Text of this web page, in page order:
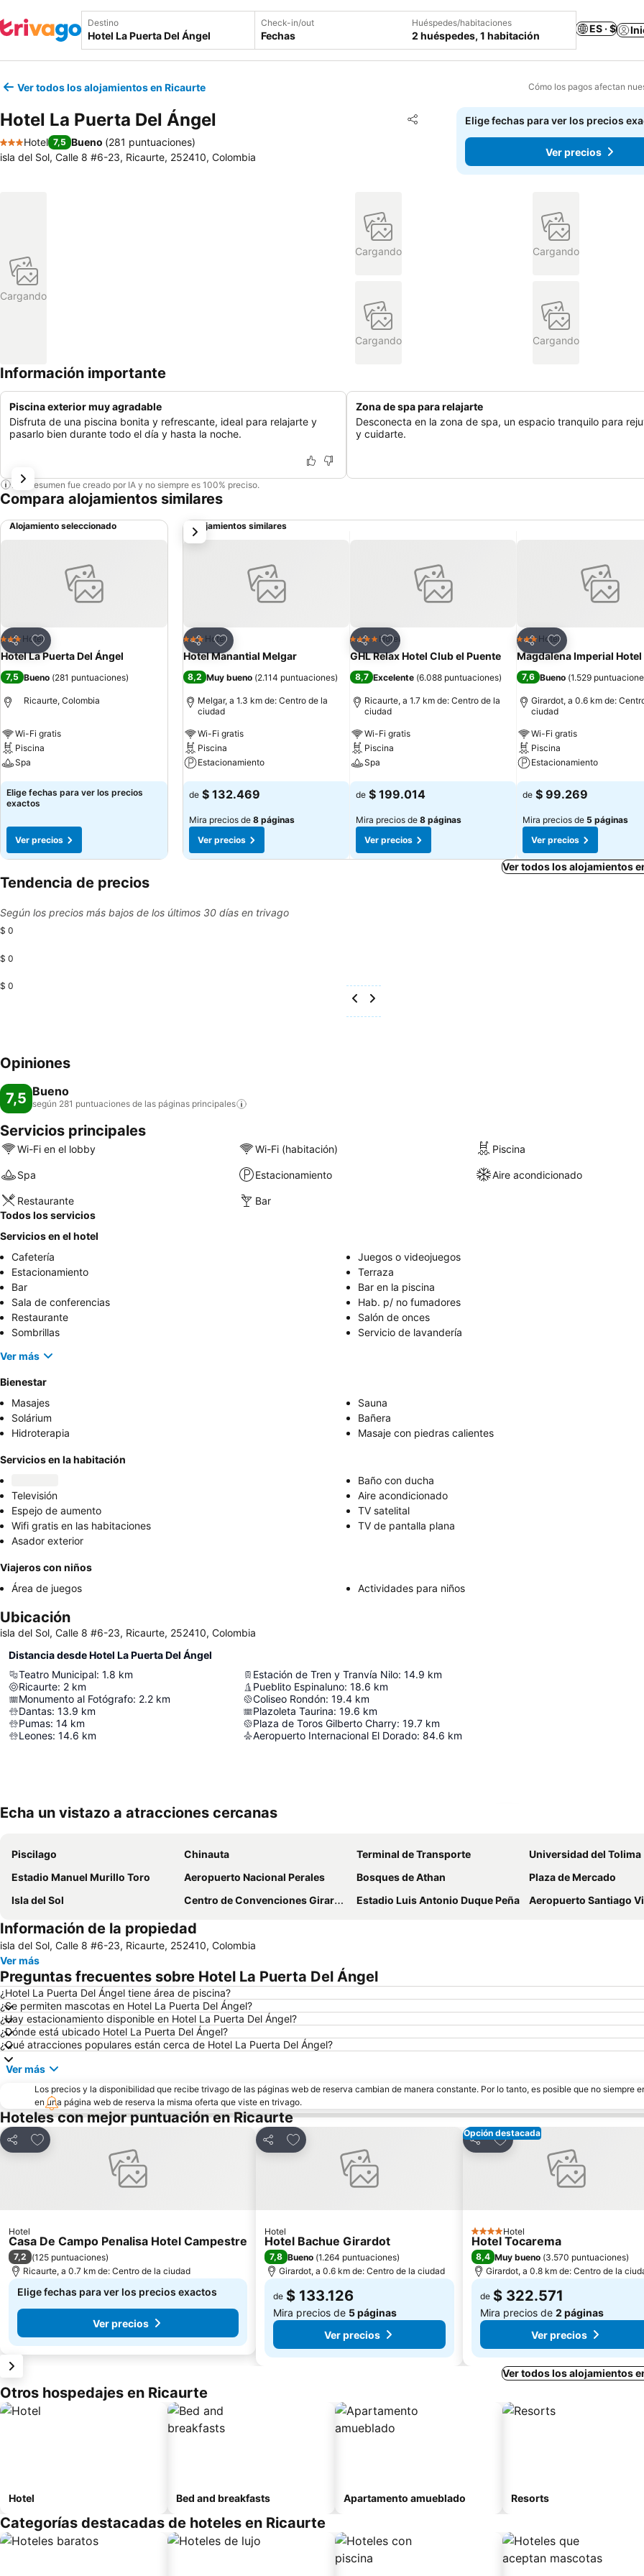
Destino Check-in/out
Fechas
Huéspedes/habitaciones
2 huéspedes, 1 habitación
ES · $
Ver todos los alojamientos en Ricaurte Cómo los pagos afectan
Hotel La Puerta Del Ángel Compartir
Agregar a favoritos
3 Estrellas
Hotel 7,5 Bueno (281 puntuaciones)
isla del Sol, Calle 8 #6-23, Ricaurte, 252410, Colombia
Elige fechas para ver los precios
Ver precios
Cargando
Cargando Cargando
Cargando Cargando
Información importante
Piscina exterior muy agradable
Disfruta de una piscina bonita y refrescante, ideal para relajarte y
pasarlo bien durante todo el día y hasta la noche.
Zona de spa para relajarte
Desconecta en la zona de spa, un espacio tranquilo para
y cuidarte.
Este resumen fue creado por IA y no siempre es 100% preciso.
Compara alojamientos similares
Alojamiento seleccionado
Compartir
Agregar a favoritos
3 Estrellas
Hotel
Hotel La Puerta Del Ángel
7,5 Bueno (281 puntuaciones)
Ricaurte, Colombia
Wi-Fi gratis
Piscina
Spa
Ver precios
Elige fechas para ver los precios
exactos
Ver precios
Alojamientos similares
Compartir
Agregar a favoritos
3 Estrellas
Hotel
Hotel Manantial Melgar
8,2 Muy bueno (2.114 puntuaciones)
Melgar, a 1.3 km de: Centro de la
ciudad
Wi-Fi gratis
Piscina
Estacionamiento
Ver precios
de $ 132.469
Mira precios de 8 páginas
Ver precios
Compartir
Agregar a favoritos
4 EstrellasHotel
GHL Relax Hotel Club el Puente
8,7 Excelente (6.088 puntuaciones)
Ricaurte, a 1.7 km de: Centro de la
ciudad
Wi-Fi gratis
Piscina
Spa
Ver precios
de $ 199.014
Mira precios de 8 páginas
Ver precios
Compartir
Agregar a
3 Estrellas
Hotel
Magdalena Imperial Hotel
7,6 Bueno (1.529
Girardot, a 0.6 km de:
ciudad
Wi-Fi gratis
Piscina
Estacionamiento
Ver precios
de $ 99.269
Mira precios de 5 páginas
Ver precios
siguiente
Ver todos los alojamientos
Tendencia de precios
Según los precios más bajos de los últimos 30 días en trivago
$ 0
$ 0
$ 0
Opiniones
7,5 Bueno
según 281 puntuaciones de las páginas principales
Servicios principales
Wi-Fi en el lobby Wi-Fi (habitación) Piscina
Spa Estacionamiento Aire acondicionado
Restaurante
Bar
Todos los servicios
Servicios en el hotel
Cafetería
Juegos o videojuegos
Estacionamiento
Terraza
Bar
Bar en la piscina
Sala de conferencias
Hab. p/ no fumadores
Restaurante
Salón de onces
Sombrillas
Servicio de lavandería
Ver más
Bienestar
Masajes
Sauna
Solárium
Bañera
Hidroterapia
Masaje con piedras calientes
Servicios en la habitación
Baño con ducha
Televisión
Aire acondicionado
Espejo de aumento
TV satelital
Wifi gratis en las habitaciones
TV de pantalla plana
Asador exterior
Viajeros con niños
Área de juegos
Actividades para niños
Ubicación
isla del Sol, Calle 8 #6-23, Ricaurte, 252410, Colombia
Distancia desde Hotel La Puerta Del Ángel
Teatro Municipal: 1.8 km
Ricaurte: 2 km
Monumento al Fotógrafo: 2.2 km
Dantas: 13.9 km
Pumas: 14 km
Leones: 14.6 km
Estación de Tren y Tranvía Nilo: 14.9 km
Pueblito Espinaluno: 18.6 km
Coliseo Rondón: 19.4 km
Plazoleta Taurina: 19.6 km
Plaza de Toros Gilberto Charry: 19.7 km
Aeropuerto Internacional El Dorado: 84.6 km
Echa un vistazo a atracciones cercanas
Piscilago Chinauta Terminal de Transporte
Universidad del Tolima
Estadio Manuel Murillo Toro
Aeropuerto Nacional Perales Bosques de Athan
Plaza de Mercado
Isla del Sol
Centro de Convenciones Girardot Estadio Luis Antonio Duque Peña Aeropuerto Santiago
Información de la propiedad
isla del Sol, Calle 8 #6-23, Ricaurte, 252410, Colombia
Ver más
Preguntas frecuentes sobre Hotel La Puerta Del Ángel
¿Hotel La Puerta Del Ángel tiene área de piscina?
¿Se permiten mascotas en Hotel La Puerta Del Ángel?
¿Hay estacionamiento disponible en Hotel La Puerta Del Ángel?
¿Dónde está ubicado Hotel La Puerta Del Ángel?
¿Qué atracciones populares están cerca de Hotel La Puerta Del Ángel?
Ver más
Los precios y la disponibilidad que recibe trivago de las páginas web de reserva cambian de manera constante. Por lo tanto, es posible que no siempre
en una página web de reserva la misma oferta que viste en trivago.
Hoteles con mejor puntuación en Ricaurte
Compartir
Agregar a favoritos
Hotel
Casa De Campo Penalisa Hotel Campestre
7,2 (125 puntuaciones)
Ricaurte, a 0.7 km de: Centro de la ciudad
Elige fechas para ver los precios exactos
Ver precios
Compartir
Agregar a favoritos
Hotel
Hotel Bachue Girardot
7,8 Bueno (1.264 puntuaciones)
Girardot, a 0.6 km de: Centro de la ciudad
de $ 133.126
Mira precios de 5 páginas
Ver precios
Opción destacada
Compartir
Agregar a favoritos
4 Estrellas
Hotel
Hotel Tocarema
8,4 Muy bueno (3.570 puntuaciones)
Girardot, a 0.8 km de: Centro de la
de $ 322.571
Mira precios de 2 páginas
Ver precios
Ver todos los alojamientos
Otros hospedajes en Ricaurte
Hotel Bed and breakfasts Apartamento amueblado Resorts
Categorías destacadas de hoteles en Ricaurte